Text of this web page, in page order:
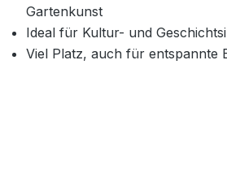
Gartenkunst
Ideal für Kultur- und
Viel Platz, auch für entspannte